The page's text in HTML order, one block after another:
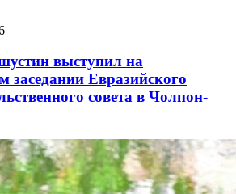
выступил на
заседании Евразийского
совета в Чолпон-